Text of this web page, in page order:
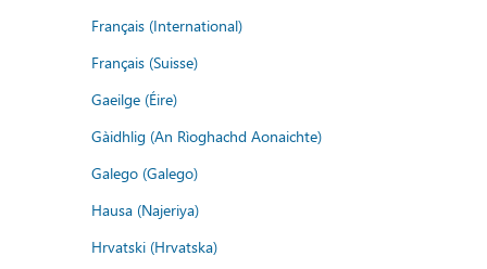
Français (International)
Français (Suisse)
Gaeilge (Éire)
Gàidhlig (An Rìoghachd Aonaichte)
Galego (Galego)
Hausa (Najeriya)
Hrvatski (Hrvatska)